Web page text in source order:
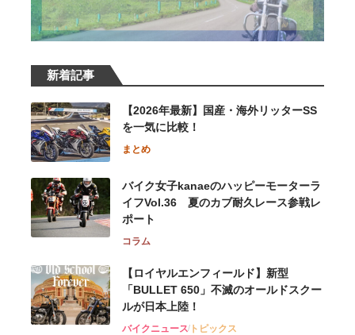
新着記事
【2026年最新】国産・海外リッターSS
を一気に比較！
まとめ
バイク女子kanaeのハッピーモーターラ
イフVol.36 夏のカブ耐久レース参戦レ
ポート
コラム
【ロイヤルエンフィールド】新型
「BULLET 650」不滅のオールドスクー
ルが⽇本上陸！
バイクニューストピックス